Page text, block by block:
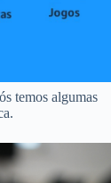
temos algumas